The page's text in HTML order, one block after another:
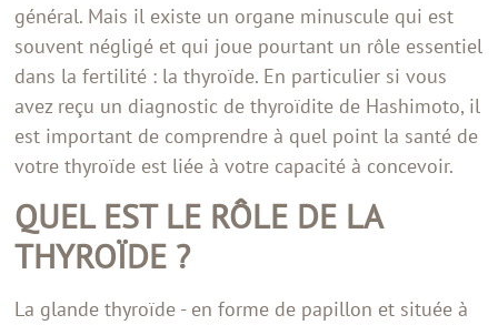
général. Mais il existe un organe minuscule qui est
souvent négligé et qui joue pourtant un rôle essentiel
dans la fertilité : la thyroïde. En particulier si vous
avez reçu un diagnostic de thyroïdite de Hashimoto, il
est important de comprendre à quel point la santé de
votre thyroïde est liée à votre capacité à concevoir.
QUEL EST LE RÔLE DE LA
THYROÏDE ?
La glande thyroïde - en forme de papillon et située à